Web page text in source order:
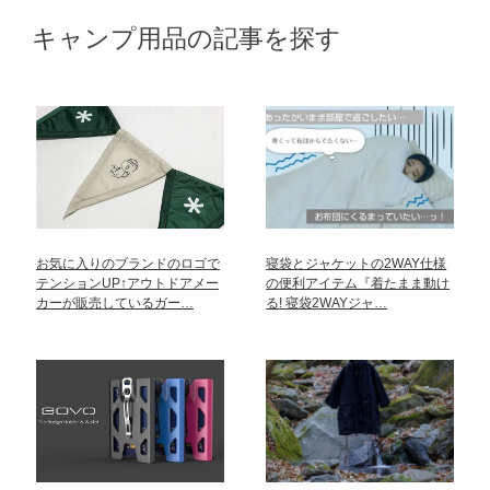
キャンプ用品の記事を探す
お気に入りのブランドのロゴで
テンションUP↑アウトドアメー
カーが販売しているガー…
寝袋とジャケットの2WAY仕様
の便利アイテム『着たまま動け
る! 寝袋2WAYジャ…